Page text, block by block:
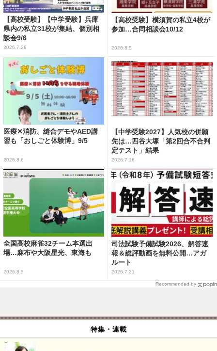
【高校受験】【中学受験】兵庫
県内の私立31校が集結、個別相
談会9/6
2026.7.28
【高校受験】横須賀の私立4校が
参加…合同相談会10/12
2026.8.5
医療✕消防、縫合デモやAED講
習も「おしごと体験博」9/5
2026.8.6
【中学受験2027】人気校の併願
先は…四谷大塚「第2回合不合判
定テスト」結果
2026.7.16
全国高校麻雀32チーム本選出
場…麻布や大阪星光、東海も
2026.8.5
司法試験予備試験2026、解答速
報＆総評動画を無料公開…アガ
ルート
2026.7.21
Recommended by
特集・連載